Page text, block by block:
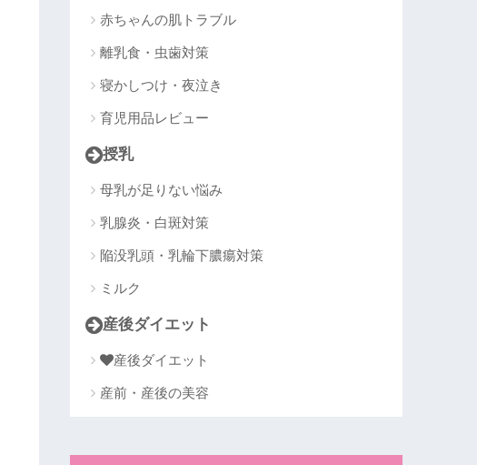
赤ちゃんの肌トラブル
離乳食・虫歯対策
寝かしつけ・夜泣き
育児用品レビュー
授乳
母乳が足りない悩み
乳腺炎・白斑対策
陥没乳頭・乳輪下膿瘍対策
ミルク
産後ダイエット
産後ダイエット
産前・産後の美容